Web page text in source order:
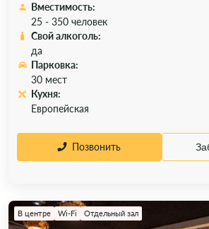
Вместимость:
25 - 350 человек
Свой алкоголь:
да
Парковка:
30 мест
Кухня:
Европейская
Позвонить
В центре Wi-Fi Отдельный зал